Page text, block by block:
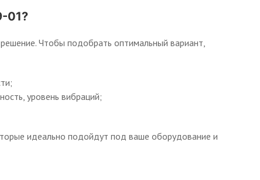
01?
Чтобы подобрать оптимальный вариант,
уровень вибраций;
идеально подойдут под ваше оборудование и